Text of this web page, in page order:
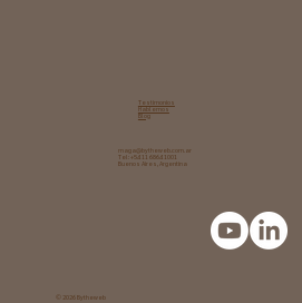
maga@bytheweb.com.ar
Tel: +54 11 6864 1001
Buenos Aires, Argentina
© 2026 Bytheweb
Testimonios
Hablemos
Blog